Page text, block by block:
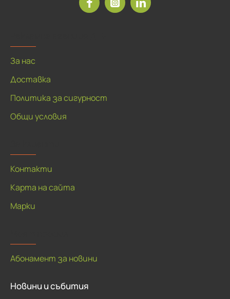
За нас
Доставка
Политика за сигурност
Общи условия
Контакти
Карта на сайта
Марки
Абонамент за новини
Новини и събития